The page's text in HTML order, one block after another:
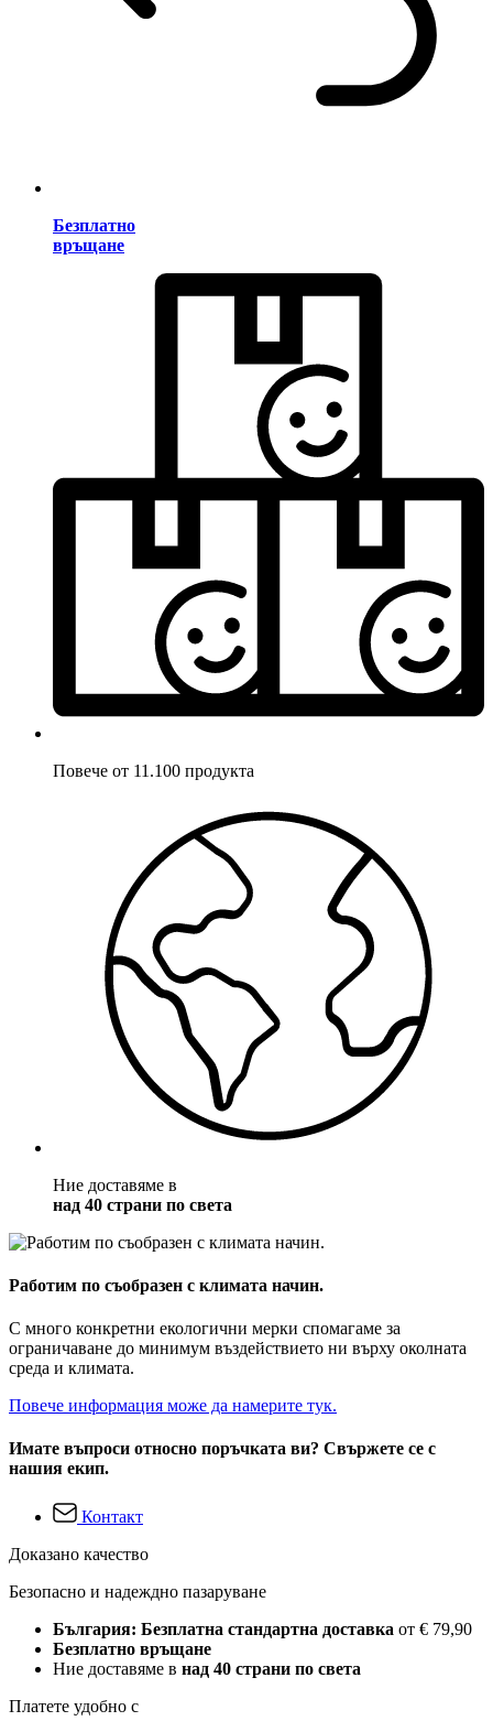
Безплатно
връщане
Повече от 11.100 продукта
Ние доставяме в
над 40 страни по света
Работим по съобразен с климата начин.
С много конкретни екологични мерки спомагаме за
ограничаване до минимум въздействието ни върху околната
среда и климата.
Повече информация може да намерите тук.
Имате въпроси относно поръчката ви? Свържете се с
нашия екип.
Контакт
Доказано качество
Безопасно и надеждно пазаруване
България: Безплатна стандартна доставка от € 79,90
Безплатно връщане
Ние доставяме в над 40 страни по света
Платете удобно с